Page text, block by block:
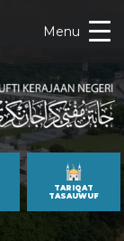
Menu
TARIQAT
TASAUWUF